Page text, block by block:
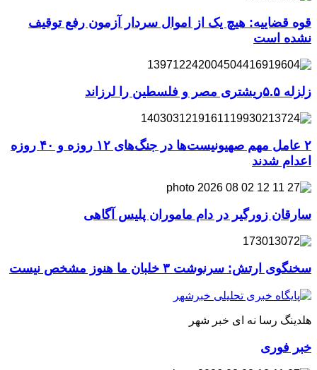
قوه قضاییه: هیچ یک از اموال سردار آزمون رفع توقیف
نشده است
زلزله ۵.۵ریشتری مصر و فلسطین را لرزاند
۲ عامل مهم صهیونیست‌ها در جنگ‌های ۱۲ روزه و ۴۰ روزه
اعدام شدند
سارقان زورگیر در دام ماموران پلیس آگاهی
سخنگوی ارتش: سرنوشت ۳ خلبان ما هنوز مشخص نیست
هلدینگ رسا نه ای خبر شهر
خبر فوری